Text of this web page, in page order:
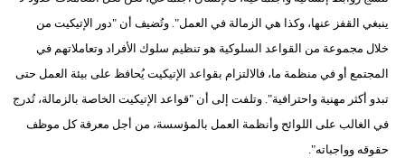
سيارات
ينبغي القفز عنها، وكذا هي الزمالة في العمل". وتُضيف أن "دور الإتيكيت من
خلال مجموعة من القواعد السلوكية هو تنظيم سلوك الأفراد وتعاملاتهم في
المجتمع أو في منظمة ما، فالالتزام بقواعد الإتيكيت يُحافظ على بيئة العمل حتى
تبدو أكثر مهنية واحترافية". وتلفت إلى أن "قواعد الإتيكيت الخاصة بالزمالة، تُدرج
في الغالب على اللوائح وأنظمة العمل بالمؤسسة، من أجل معرفة كل موظف
حقوقه وواجباته".